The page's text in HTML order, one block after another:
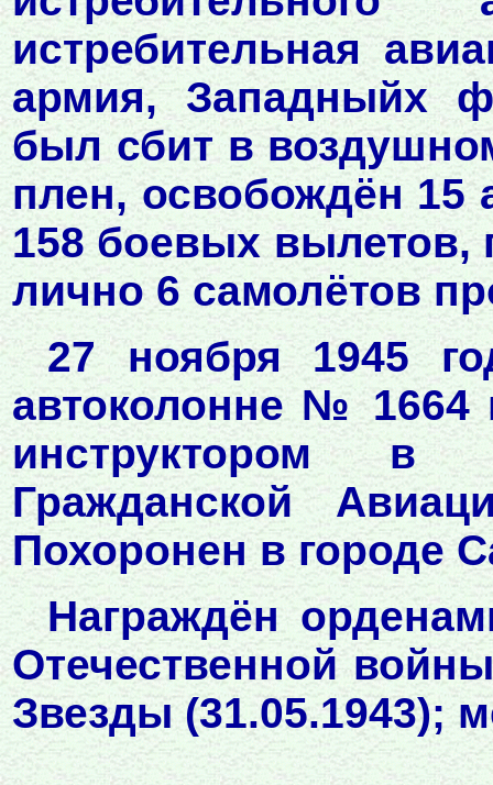
истребительная
армия, Западныйх
был сбит в
плен, освобождён 15
158 боевых вылетов,
лично 6 самолётов
27 ноября 1945
автоколонне № 1664
инструктором в
Гражданской
Похоронен в городе
Награждён
Отечественной
Звезды (31.05.1943);